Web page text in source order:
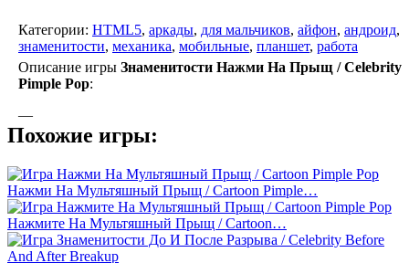
Категории: HTML5, аркады, для мальчиков, айфон, андроид,
знаменитости, механика, мобильные, планшет, работа
Описание игры Знаменитости Нажми На Прыщ / Celebrity
Pimple Pop:
—
Похожие игры:
Нажми На Мультяшный Прыщ / Cartoon Pimple…
Нажмите На Мультяшный Прыщ / Cartoon…